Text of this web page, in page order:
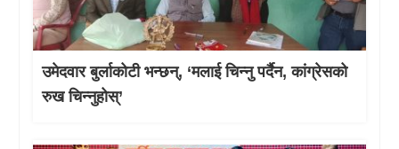
उमेदवार बुर्लाकोटी भन्छन्, ‘मलाई चिन्नु पर्दैन, कांग्रेसको
रुख चिन्नुहोस्’